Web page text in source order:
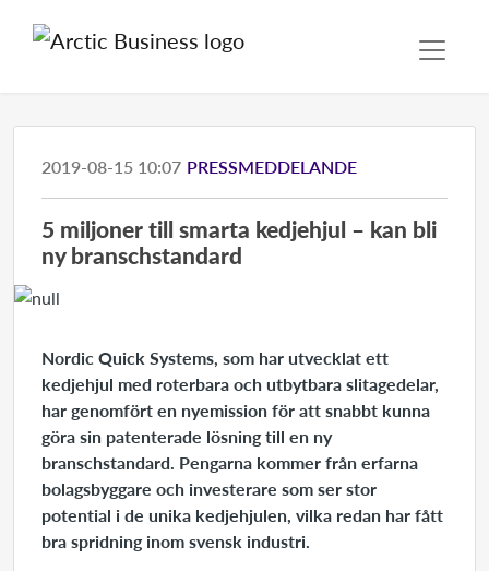
2019-08-15 10:07 PRESSMEDDELANDE
​5 miljoner till smarta kedjehjul – kan bli
ny branschstandard
Nordic Quick Systems, som har utvecklat ett
kedjehjul med roterbara och utbytbara slitagedelar,
har genomfört en nyemission för att snabbt kunna
göra sin patenterade lösning till en ny
branschstandard. Pengarna kommer från erfarna
bolagsbyggare och investerare som ser stor
potential i de unika kedjehjulen, vilka redan har fått
bra spridning inom svensk industri.